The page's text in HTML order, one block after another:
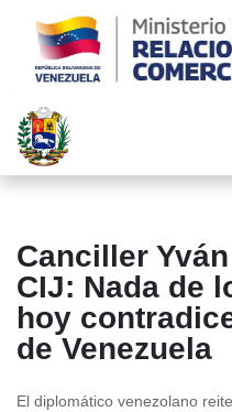
Canciller
CIJ: Nada de
hoy
de Venezuela
El diplomático venezolano